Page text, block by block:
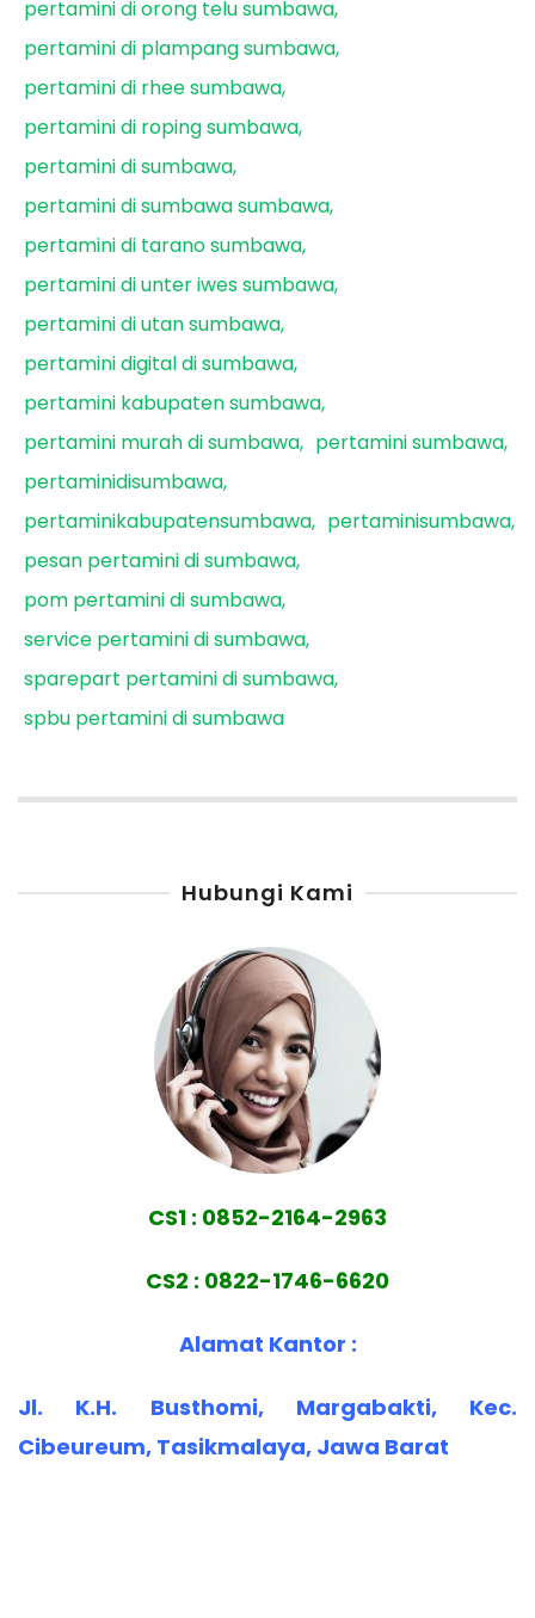
pertamini di orong telu sumbawa
pertamini di plampang sumbawa
pertamini di rhee sumbawa
pertamini di roping sumbawa
pertamini di sumbawa
pertamini di sumbawa sumbawa
pertamini di tarano sumbawa
pertamini di unter iwes sumbawa
pertamini di utan sumbawa
pertamini digital di sumbawa
pertamini kabupaten sumbawa
pertamini murah di sumbawa
pertamini sumbawa
pertaminidisumbawa
pertaminikabupatensumbawa
pertaminisumbawa
pesan pertamini di sumbawa
pom pertamini di sumbawa
service pertamini di sumbawa
sparepart pertamini di sumbawa
spbu pertamini di sumbawa
Hubungi Kami
CS1 : 0852-2164-2963
CS2 : 0822-1746-6620
Alamat Kantor :
Jl. K.H. Busthomi, Margabakti, Kec.
Cibeureum, Tasikmalaya, Jawa Barat